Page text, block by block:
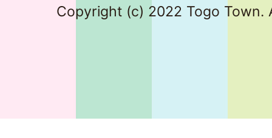
Copyright (c) 2022 Togo Town.